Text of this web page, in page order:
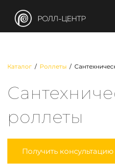
Каталог / Роллеты /
роллеты
Получить консультацию